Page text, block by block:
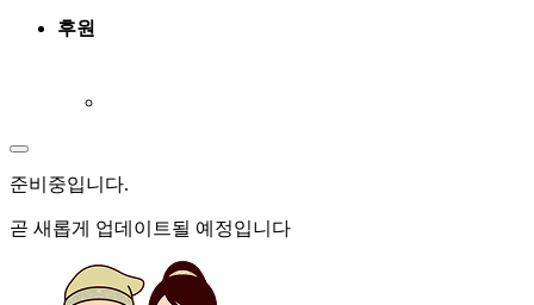
후원
준비중입니다.
곧 새롭게 업데이트될 예정입니다